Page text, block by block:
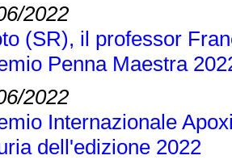
2022
(SR), il professor
Penna Maestra
2022
Internazionale
dell'edizione 2022